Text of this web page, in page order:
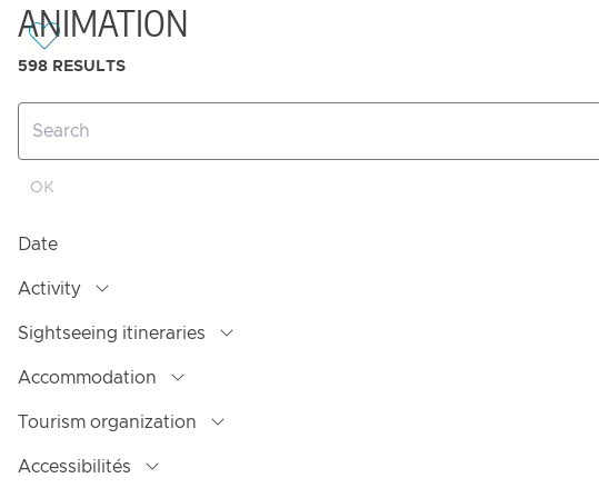
ANIMATION
598 RESULTS
Date
Activity
Sightseeing itineraries
Accommodation
Tourism organization
Accessibilités